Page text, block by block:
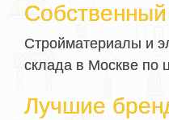
Стройматериалы и
склада в Москве по
Лучшие